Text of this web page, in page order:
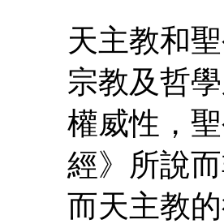
天主教和
宗教及哲
權威性，
經》所說
而天主教